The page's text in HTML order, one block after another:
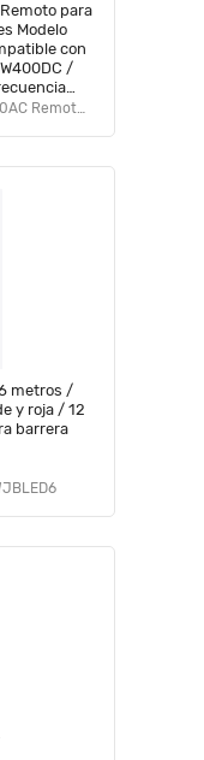
para
Modelo
con
/
ZKTECO / ZKT0990027 / ZKSL800AC Remote Control
metros /
y roja / 12
barrera